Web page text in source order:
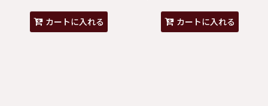
カートに入れる カートに入れる